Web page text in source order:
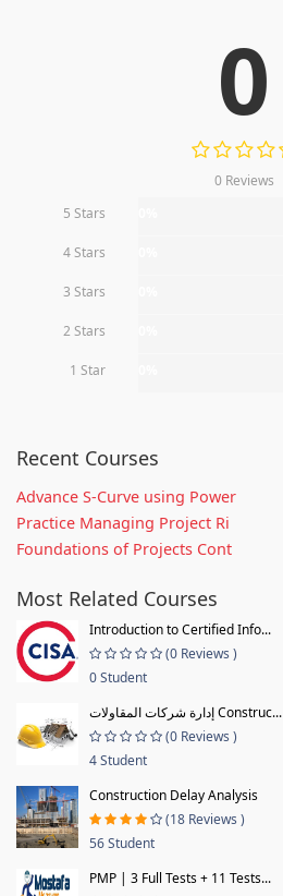
0
0 Reviews
5 Stars
4 Stars
3 Stars
2 Stars
1 Star
Recent Courses
Advance S-Curve using Power
Practice Managing Project Ri
Foundations of Projects Cont
Most Related Courses
Introduction to Certified Info...
(0 Reviews )
0 Student
إدارة شركات المقاولات Construc...
(0 Reviews )
4 Student
Construction Delay Analysis
(18 Reviews )
56 Student
PMP | 3 Full Tests + 11 Tests...